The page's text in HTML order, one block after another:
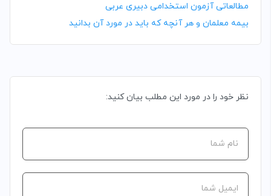
مطالعاتی آزمون استخدامی دبیری عربی
بیمه معلمان و هر آنچه که باید در مورد آن بدانید
نظر خود را در مورد این مطلب بیان کنید: